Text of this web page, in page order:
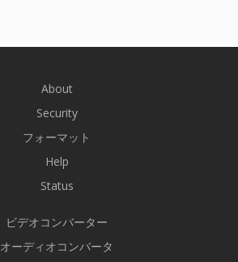
About
Security
フォーマット
Help
Status
ビデオコンバーター
オーディオコンバータ